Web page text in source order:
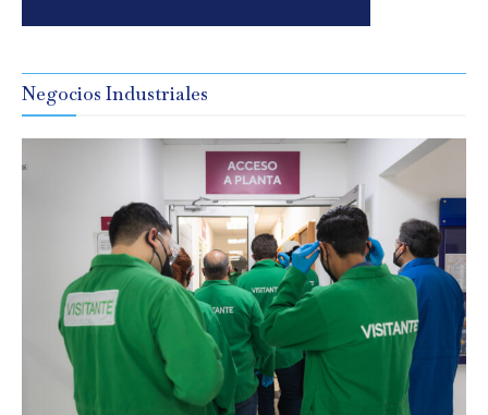
Negocios Industriales